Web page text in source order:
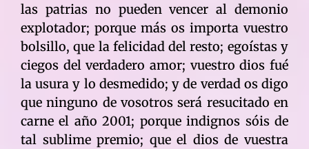
las patrias no pueden vencer al demonio
explotador; porque más os importa vuestro
bolsillo, que la felicidad del resto; egoístas y
ciegos del verdadero amor; vuestro dios fué
la usura y lo desmedido; y de verdad os digo
que ninguno de vosotros será resucitado en
carne el año 2001; porque indignos sóis de
tal sublime premio; que el dios de vuestra